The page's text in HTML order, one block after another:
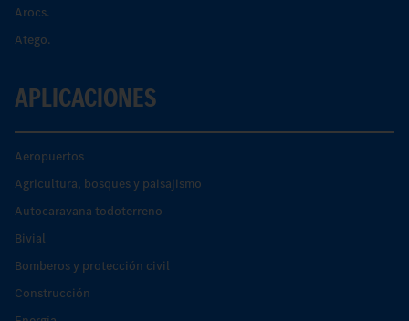
Arocs.
Atego.
APLICACIONES
Aeropuertos
Agricultura, bosques y paisajismo
Autocaravana todoterreno
Bivial
Bomberos y protección civil
Construcción